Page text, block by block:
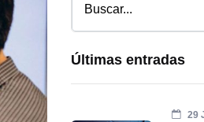
Últimas entradas
29